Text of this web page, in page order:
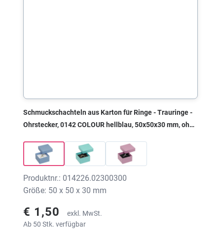
Schmuckschachteln aus Karton für Ringe - Trauringe -
Ohrstecker, 0142 COLOUR hellblau, 50x50x30 mm, ohne
Produktnr.: 014226.02300300
Größe: 50 x 50 x 30 mm
€ 1,50
exkl. MwSt.
Ab 50 Stk. verfügbar